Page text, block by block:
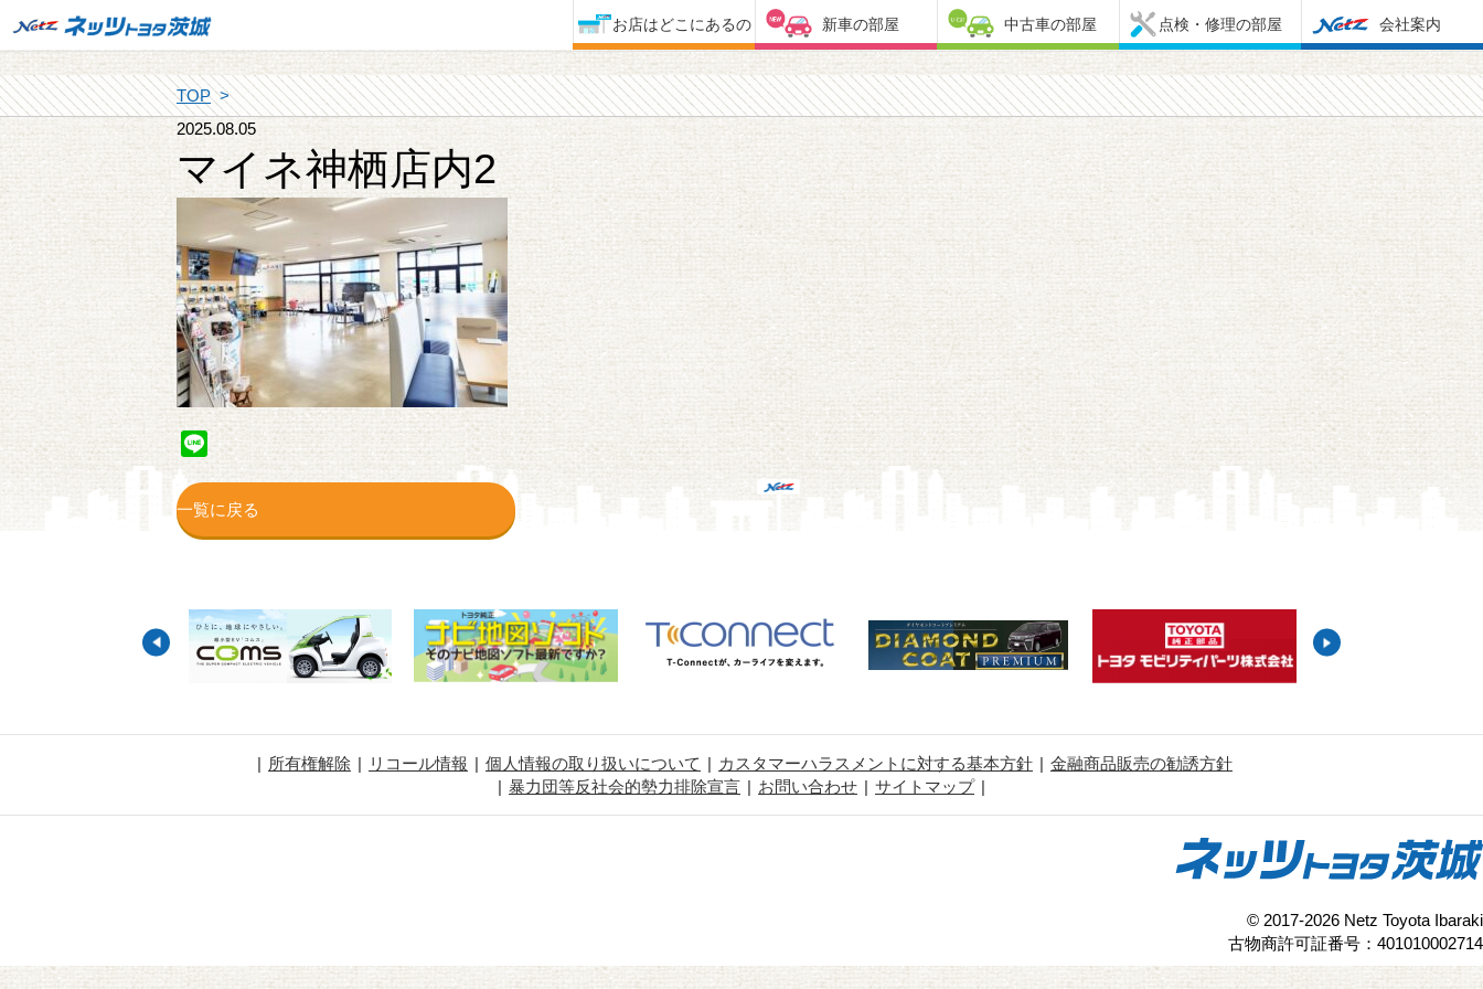
お店はどこにあるの 新車の部屋 中古車の部屋 点検・修理の部屋 会社案内
TOP
2025.08.05
マイネ神栖店内2
Line
一覧に戻る
所有権解除 リコール情報 個人情報の取り扱いについて カスタマーハラスメントに対する基本方針
金融商品販売の勧誘方針
暴力団等反社会的勢力排除宣言
お問い合わせ サイトマップ
© 2017-2026 Netz Toyota Ibaraki
古物商許可証番号：401010002714